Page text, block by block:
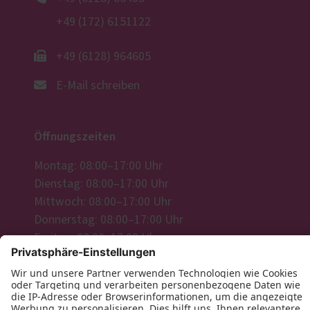
+49 (172) 6151122
+49 (6128) 964605
E-Mail schreiben
Öffnungszeiten
Montag: 08:00–17:00 Uhr
Dienstag: 08:00–17:00 Uhr
Mittwoch: 08:00–17:00 Uhr
Donnerstag: 08:00–17:00 Uhr
Freitag: 08:00–17:00 Uhr
Wir freuen uns auf Ihre Anfrage!